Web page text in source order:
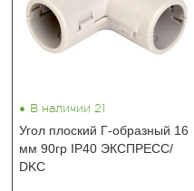
• В наличии 21
Угол плоский Г-образный 16
мм 90гр IP40 ЭКСПРЕСС/
DKC